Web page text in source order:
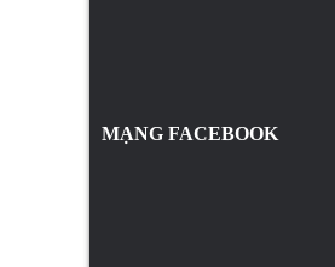
MẠNG FACEBOOK